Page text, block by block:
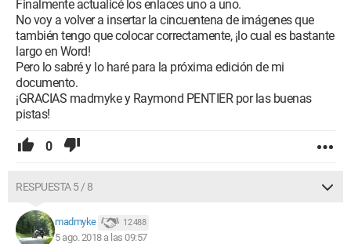
Finalmente actualicé los enlaces uno a uno.
No voy a volver a insertar la cincuentena de imágenes que
también tengo que colocar correctamente, ¡lo cual es bastante
largo en Word!
Pero lo sabré y lo haré para la próxima edición de mi
documento.
¡GRACIAS madmyke y Raymond PENTIER por las buenas
pistas!
0
RESPUESTA 5 / 8
madmyke 12 488
5 ago. 2018 a las 09:57